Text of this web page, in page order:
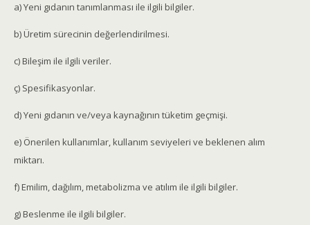
a) Yeni gıdanın tanımlanması ile ilgili bilgiler.
b) Üretim sürecinin değerlendirilmesi.
c) Bileşim ile ilgili veriler.
ç) Spesifikasyonlar.
d) Yeni gıdanın ve/veya kaynağının tüketim geçmişi.
e) Önerilen kullanımlar, kullanım seviyeleri ve beklenen alım
miktarı.
f) Emilim, dağılım, metabolizma ve atılım ile ilgili bilgiler.
g) Beslenme ile ilgili bilgiler.